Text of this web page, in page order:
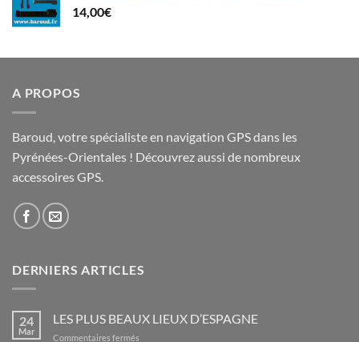
14,00€
A PROPOS
Baroud, votre spécialiste en navigation GPS dans les
Pyrénées-Orientales ! Découvrez aussi de nombreux
accessoires GPS.
DERNIERS ARTICLES
24
Mar
LES PLUS BEAUX LIEUX D’ESPAGNE
Commentaires fermés